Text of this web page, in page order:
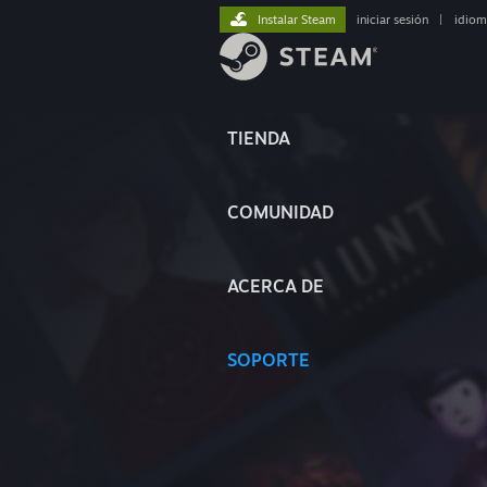
TIENDA
COMUNIDAD
ACERCA DE
SOPORTE
Instalar Steam iniciar sesión